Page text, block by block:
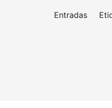
Entradas